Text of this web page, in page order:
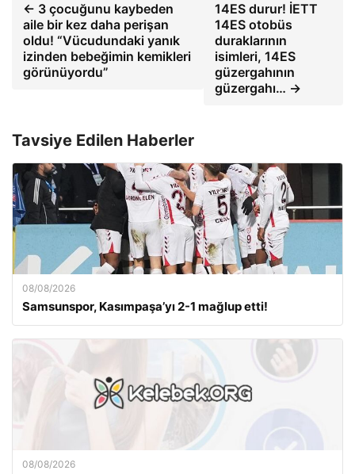
← 3 çocuğunu kaybeden
aile bir kez daha perişan
oldu! “Vücudundaki yanık
izinden bebeğimin kemikleri
görünüyordu”
14ES durur! İETT
14ES otobüs
duraklarının
isimleri, 14ES
güzergahının
güzergahı… →
Tavsiye Edilen Haberler
08/08/2026
Samsunspor, Kasımpaşa’yı 2-1 mağlup etti!
08/08/2026